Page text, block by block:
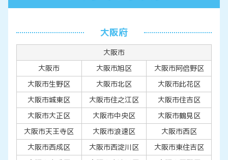
大阪府
大阪市
大阪市
大阪市旭区
大阪市阿倍野区
大阪市生野区
大阪市北区
大阪市此花区
大阪市城東区
大阪市住之江区
大阪市住吉区
大阪市大正区
大阪市中央区
大阪市鶴見区
大阪市天王寺区
大阪市浪速区
大阪市西区
大阪市西成区
大阪市西淀川区
大阪市東住吉区